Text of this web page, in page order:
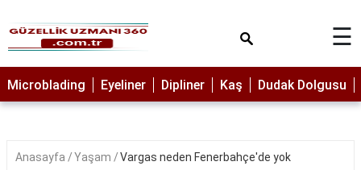
MAKYAJ
MİCROBLADİNG
LAZER
☰
Microblading Eyeliner Dipliner Kaş Dudak Dolgusu
Anasayfa Yaşam Vargas neden Fenerbahçe'de yok